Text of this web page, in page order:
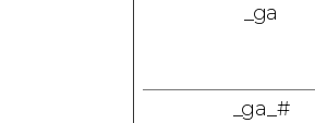
_ga
_ga_#